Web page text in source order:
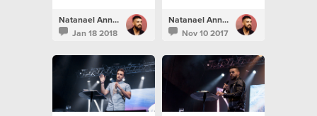
Natanael Annacondia
Jan 18 2018
Natanael Annacondia
Nov 10 2017